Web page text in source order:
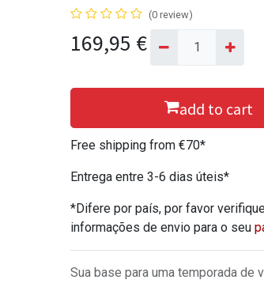
(0 review)
169,95 €
add to cart
Free shipping from €70*
Entrega entre 3-6 dias úteis*
*Difere por país, por favor
informações de envio para o seu
Sua base para uma temporada de